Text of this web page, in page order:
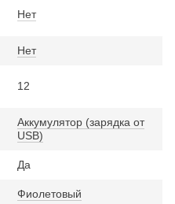
Нет
Нет
12
Аккумулятор (зарядка от
USB)
Да
Фиолетовый